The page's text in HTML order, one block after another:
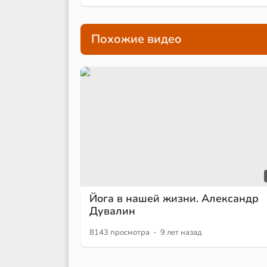
Похожие видео
Йога в нашей жизни. Александр
Дувалин
8143 просмотра · 9 лет назад